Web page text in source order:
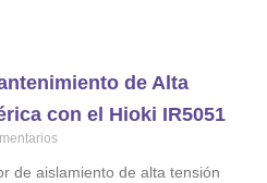
de Alta
con el Hioki IR5051
de aislamiento de alta tensión